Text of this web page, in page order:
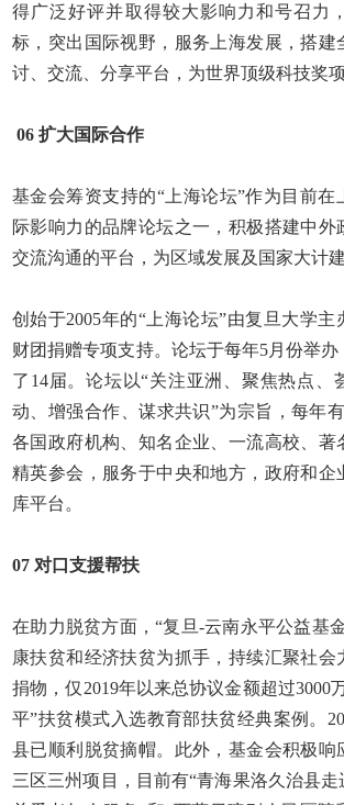
得广泛好评并取得较大影响力和号召力
标，突出国际视野，服务上海发展，搭建
讨、交流、分享平台，为世界顶级科技奖项
06 扩大国际合作
基金会筹资支持的“上海论坛”作为目前在
际影响力的品牌论坛之一，积极搭建中外
交流沟通的平台，为区域发展及国家大计建
创始于2005年的“上海论坛”由复旦大学主
财团捐赠专项支持。论坛于每年5月份举
了 14届。论坛以“关注亚洲、聚焦热点、
动、增强合作、谋求共识”为宗旨，每年
各国政府机构、知名企业、一流高校、著
精英参会，服务于中央和地方，政府和企
库平台。
07 对口支援帮扶
在助力脱贫方面，“复旦-云南永平公益基
康扶贫和经济扶贫为抓手，持续汇聚社会
捐物，仅 2019年以来总协议金额超过3000
平”扶贫模式入选教育部扶贫经典案例。
县已顺利脱贫摘帽。此外，基金会积极响
三区三州项目，目前有“青海果洛久治县